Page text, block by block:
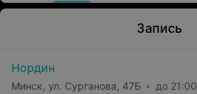
Запись
Нордин
Минск, ул. Сурганова, 47Б до 21:00